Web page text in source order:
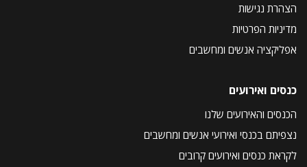
הצהרת נגישות
מדיניות הפרטיות
אפליקציה אנשים ומחשבים
כנסים ואירועים
הכנסים והאירועים שלנו
נצפיתם בכנסי ואירועי אנשים ומחשבים
לקראת כנסים ואירועים קרובים